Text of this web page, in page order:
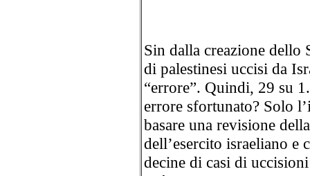
Sin dalla creazione dello
di palestinesi uccisi da
“errore”. Quindi, 29 su
errore sfortunato? Solo
basare una revisione
dell’esercito israeliano e
decine di casi di